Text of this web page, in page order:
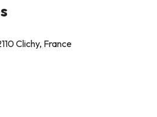
Clichy, France